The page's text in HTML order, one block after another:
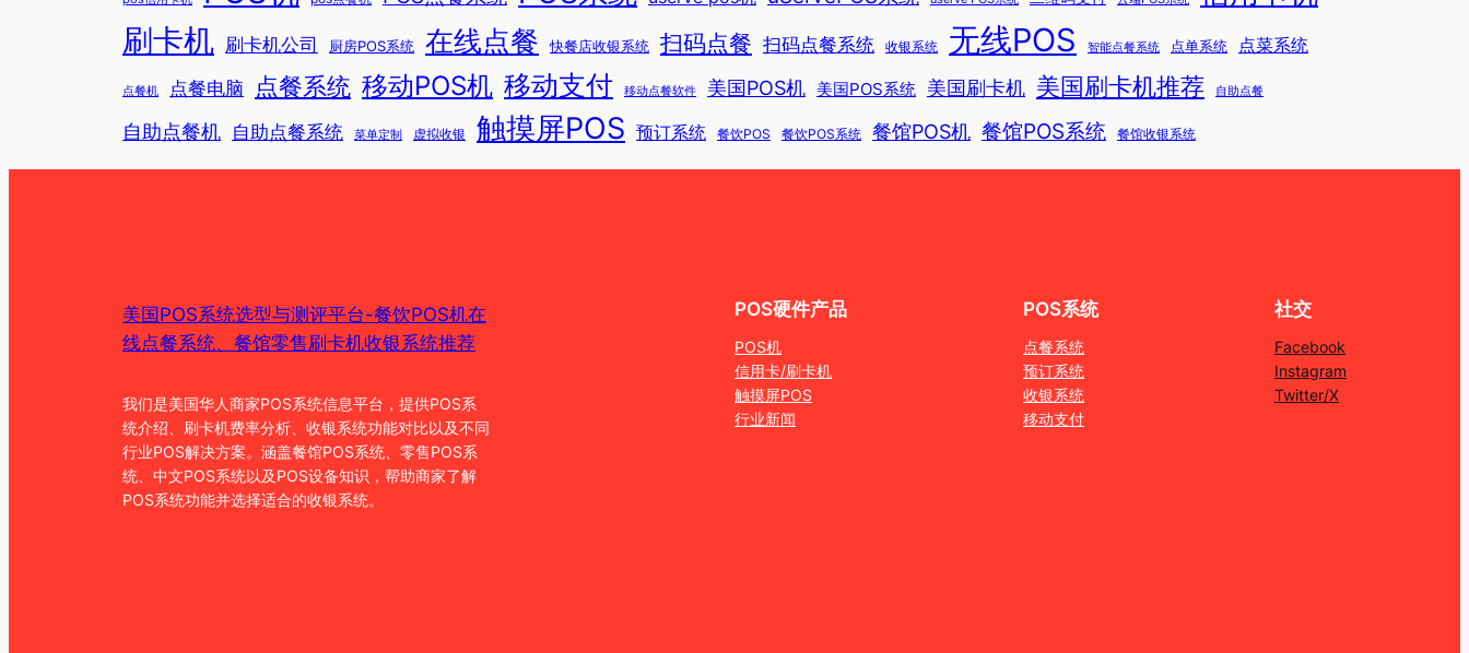
刷卡机 刷卡机公司 厨房POS系统 在线点餐 快餐店收银系统 扫码点餐 扫码点餐系统 收银系统 无线POS 智能点餐系统 点单系统 点菜系统
点餐机 点餐电脑 点餐系统 移动POS机 移动支付 移动点餐软件 美国POS机 美国POS系统 美国刷卡机 美国刷卡机推荐 自助点餐
自助点餐机 自助点餐系统 菜单定制 虚拟收银 触摸屏POS 预订系统 餐饮POS 餐饮POS系统 餐馆POS机 餐馆POS系统 餐馆收银系统
美国POS系统选型与测评平台-餐饮POS机在
线点餐系统、餐馆零售刷卡机收银系统推荐
我们是美国华人商家POS系统信息平台，提供POS系
统介绍、刷卡机费率分析、收银系统功能对比以及不同
行业POS解决方案。涵盖餐馆POS系统、零售POS系
统、中文POS系统以及POS设备知识，帮助商家了解
POS系统功能并选择适合的收银系统。
POS硬件产品
POS机
信用卡/刷卡机
触摸屏POS
行业新闻
POS系统
点餐系统
预订系统
收银系统
移动支付
社交
Facebook
Instagram
Twitter/X